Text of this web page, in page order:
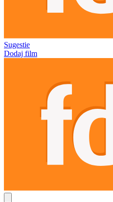
Sugestie
Dodaj film